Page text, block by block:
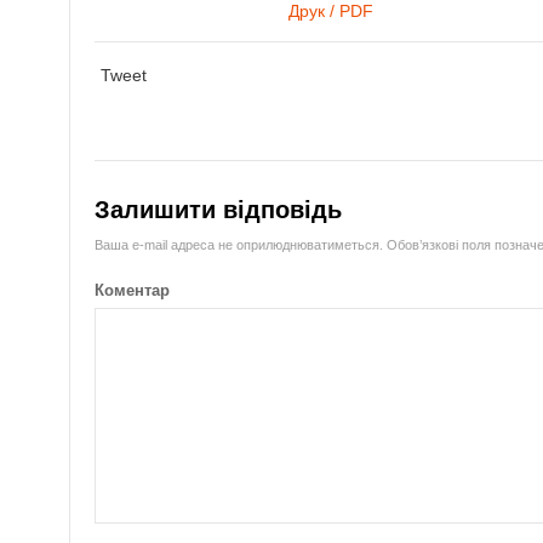
Друк / PDF
Tweet
Залишити відповідь
Ваша e-mail адреса не оприлюднюватиметься. Обов’язкові поля
Коментар